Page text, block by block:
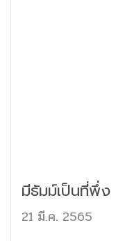
21 มี.ค. 2565